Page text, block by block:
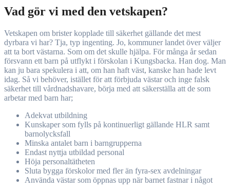
Vad gör vi med den vetskapen?
Vetskapen om brister kopplade till säkerhet gällande det mest
dyrbara vi har? Tja, typ ingenting. Jo, kommuner landet över väljer
att ta bort västarna. Som om det skulle hjälpa. För många år sedan
försvann ett barn på utflykt i förskolan i Kungsbacka. Han dog. Man
kan ju bara spekulera i att, om han haft väst, kanske han hade levt
idag. Så vi behöver, istället för att förbjuda västar och inge falsk
säkerhet till vårdnadshavare, börja med att säkerställa att de som
arbetar med barn har;
Adekvat utbildning
Kunskaper som fylls på kontinuerligt gällande HLR samt
barnolycksfall
Minska antalet barn i barngrupperna
Endast nyttja utbildad personal
Höja personaltätheten
Sluta bygga förskolor med fler än fyra-sex avdelningar
Använda västar som öppnas upp när barnet fastnar i något